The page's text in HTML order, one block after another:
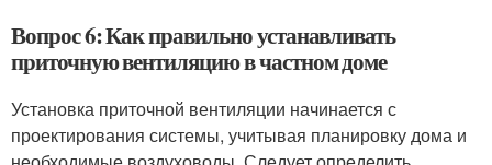
Вопрос 6: Как правильно устанавливать
приточную вентиляцию в частном доме
Установка приточной вентиляции начинается с
проектирования системы, учитывая планировку дома и